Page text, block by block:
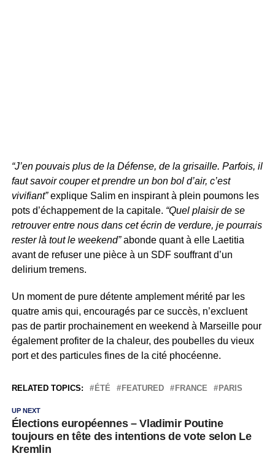
“J’en pouvais plus de la Défense, de la grisaille. Parfois, il
faut savoir couper et prendre un bon bol d’air, c’est
vivifiant”explique Salim en inspirant à plein poumons les
pots d’échappement de la capitale. “Quel plaisir de se
retrouver entre nous dans cet écrin de verdure, je pourrais
rester là tout le weekend”abonde quant à elle Laetitia
avant de refuser une pièce à un SDF souffrant d’un
delirium tremens.
Un moment de pure détente amplement mérité par les
quatre amis qui, encouragés par ce succès, n’excluent
pas de partir prochainement en weekend à Marseille pour
également profiter de la chaleur, des poubelles du vieux
port et des particules fines de la cité phocéenne.
RELATED TOPICS: ÉTÉ FEATURED FRANCE PARIS
UP NEXT
Élections européennes – Vladimir Poutine
toujours en tête des intentions de vote selon Le
Kremlin